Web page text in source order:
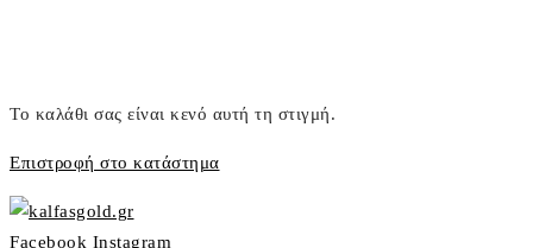
Το καλάθι σας είναι κενό αυτή τη στιγμή.
Επιστροφή στο κατάστημα
Facebook Instagram